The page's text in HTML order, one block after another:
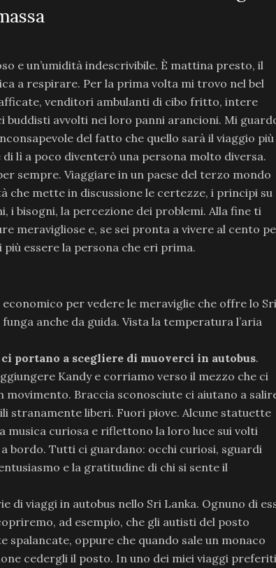
e un’umidità indescrivibile. È mattina presto, il
a respirare. Per la prima volta mi trovo nel bel
venditori ambulanti di cibo fritto, intere
avvolti nei loro panni arancioni. Mi
del fatto che quello sarà il viaggio più
lì a poco diventerò una persona molto diversa.
sempre. Viaggiare in un paese del terzo mondo
mette in discussione le certezze, i principi su
i bisogni, la percezione dei problemi. Alla fine ti
meravigliose e, se sei pronta a vivere al cento
essere la persona che eri prima.
per vedere le meraviglie che offre lo Sri
anche da guida. Vista la temperatura l’aria
portano a scegliere di muoverci in autobus.
Kandy e corriamo verso il mezzo che ci
movimento. Braccia sconosciute ci aiutano a
stranamente liberi. Fuori piove. Alcune statuette
musica curiosa e riflettono la loro luce sui volti
bordo. Tutti ci guardano: occhi curiosi, sguardi
e la gratitudine di chi si sente il
di viaggi in autobus nello Sri Lanka. Ognuno di
ad esempio, che gli autisti del posto
oppure che quando sale un monaco
cedergli il posto. In uno dei miei viaggi